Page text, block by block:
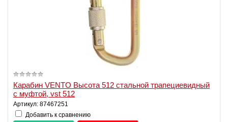
Карабин VENTO Высота 512 стальной трапециевидный
с муфтой, vst 512
Артикул: 87467251
Добавить к сравнению